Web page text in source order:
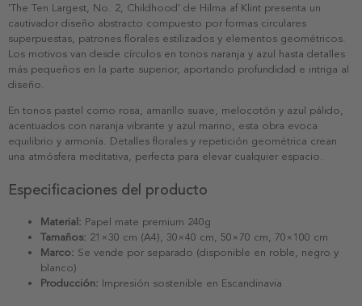
'The Ten Largest, No. 2, Childhood' de Hilma af Klint presenta un
cautivador diseño abstracto compuesto por formas circulares
superpuestas, patrones florales estilizados y elementos geométricos.
Los motivos van desde círculos en tonos naranja y azul hasta detalles
más pequeños en la parte superior, aportando profundidad e intriga al
diseño.
En tonos pastel como rosa, amarillo suave, melocotón y azul pálido,
acentuados con naranja vibrante y azul marino, esta obra evoca
equilibrio y armonía. Detalles florales y repetición geométrica crean
una atmósfera meditativa, perfecta para elevar cualquier espacio.
Especificaciones del producto
Material: Papel mate premium 240g
Tamaños: 21×30 cm (A4), 30×40 cm, 50×70 cm, 70×100 cm
Marco: Se vende por separado (disponible en roble, negro y
blanco)
Producción: Impresión sostenible en Escandinavia